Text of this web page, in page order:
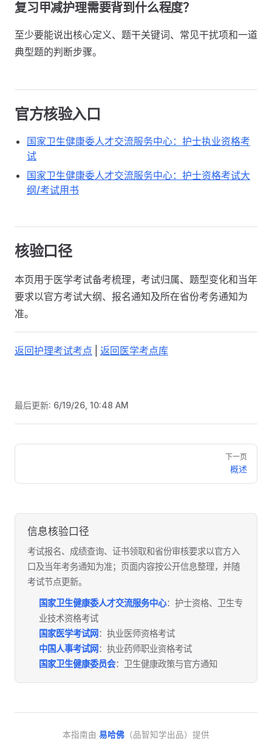
复习甲减护理需要背到什么程度？
至少要能说出核心定义、题干关键词、常见干扰项和一道
典型题的判断步骤。
官方核验入口
国家卫生健康委人才交流服务中心：护士执业资格考
试
国家卫生健康委人才交流服务中心：护士资格考试大
纲/考试用书
核验口径
本页用于医学考试备考梳理，考试归属、题型变化和当年
要求以官方考试大纲、报名通知及所在省份考务通知为
准。
返回护理考试考点 返回医学考点库
最后更新: 6/19/26, 10:48 AM
Pager
下一页
概述
信息核验口径
考试报名、成绩查询、证书领取和省份审核要求以官方入
口及当年考务通知为准；页面内容按公开信息整理，并随
考试节点更新。
国家卫生健康委人才交流服务中心：护士资格、卫生专
业技术资格考试
国家医学考试网 ：执业医师资格考试
中国人事考试网 ：执业药师职业资格考试
国家卫生健康委员会：卫生健康政策与官方通知
本指南由 易哈佛 （品智知学出品）提供